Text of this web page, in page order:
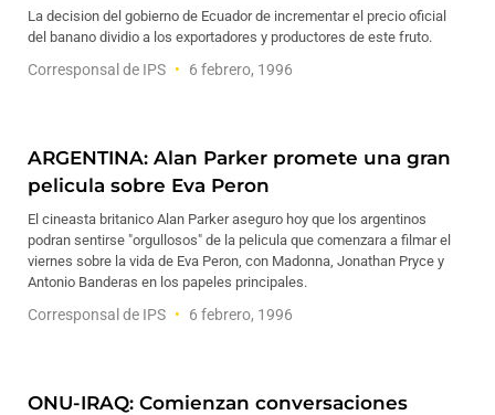
La decision del gobierno de Ecuador de incrementar el precio oficial
del banano dividio a los exportadores y productores de este fruto.
Corresponsal de IPS 6 febrero, 1996
ARGENTINA: Alan Parker promete una gran
pelicula sobre Eva Peron
El cineasta britanico Alan Parker aseguro hoy que los argentinos
podran sentirse "orgullosos" de la pelicula que comenzara a filmar el
viernes sobre la vida de Eva Peron, con Madonna, Jonathan Pryce y
Antonio Banderas en los papeles principales.
Corresponsal de IPS 6 febrero, 1996
ONU-IRAQ: Comienzan conversaciones